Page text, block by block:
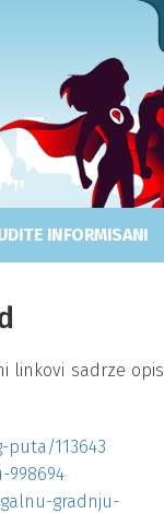
INFORMISANI
linkovi sadrze opis
113643
gradnju-